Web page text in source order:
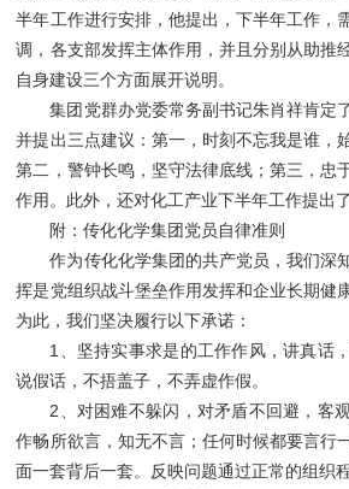
半年工作进行安排，他提出，下半年工作，
调，各支部发挥主体作用，并且分别从助推
自身建设三个方面展开说明。
集团党群办党委常务副书记朱肖祥肯定
并提出三点建议：第一，时刻不忘我是谁，
第二，警钟长鸣，坚守法律底线；第三，忠
作用。此外，还对化工产业下半年工作提出了
附：传化化学集团党员自律准则
作为传化化学集团的共产党员，我们深
挥是党组织战斗堡垒作用发挥和企业长期健
为此，我们坚决履行以下承诺：
1、坚持实事求是的工作作风，讲真话
说假话，不捂盖子，不弄虚作假。
2、对困难不躲闪，对矛盾不回避，客
作畅所欲言，知无不言；任何时候都要言行
面一套背后一套。反映问题通过正常的组织